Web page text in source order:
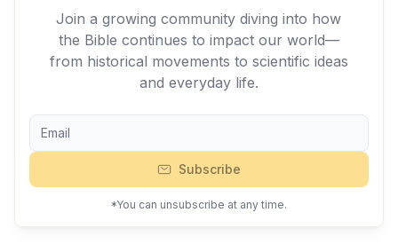
Join a growing community diving into how
the Bible continues to impact our world—
from historical movements to scientific ideas
and everyday life.
Subscribe
*You can unsubscribe at any time.